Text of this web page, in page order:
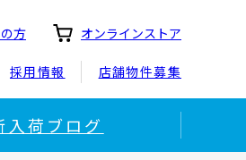
方 オンラインストア
採用情報 店舗物件募集
入荷ブログ